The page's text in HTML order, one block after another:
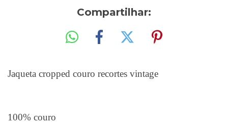
Compartilhar:
Jaqueta cropped couro recortes vintage
100% couro